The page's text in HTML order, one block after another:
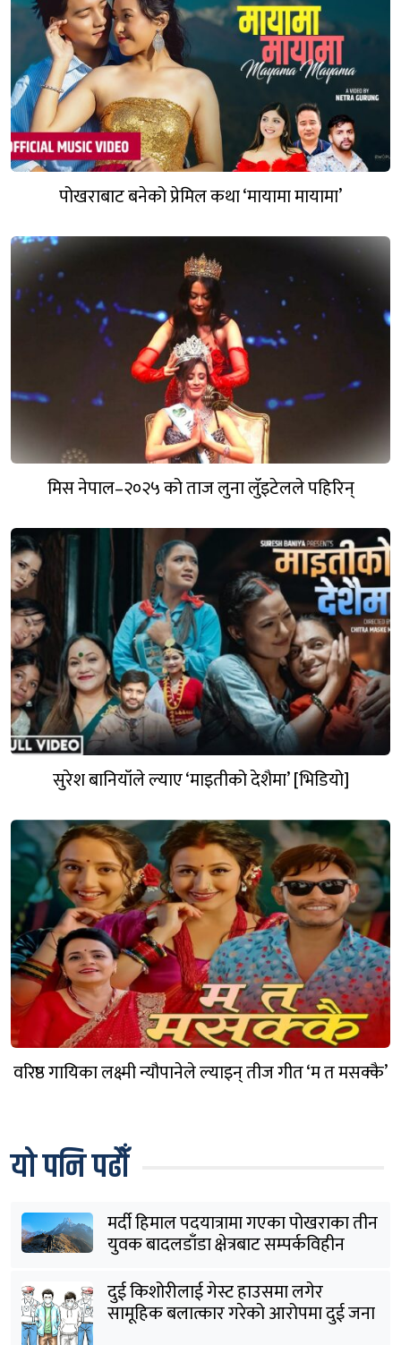
पोखराबाट बनेको प्रेमिल कथा ‘मायामा मायामा’
मिस नेपाल–२०२५ को ताज लुना लुँइटेलले पहिरिन्
सुरेश बानियाँले ल्याए ‘माइतीको देशैमा’ [भिडियो]
वरिष्ठ गायिका लक्ष्मी न्यौपानेले ल्याइन् तीज गीत ‘म त मसक्कै’
यो पनि पढौँ
मर्दी हिमाल पदयात्रामा गएका पोखराका तीन
युवक बादलडाँडा क्षेत्रबाट सम्पर्कविहीन
दुई किशोरीलाई गेस्ट हाउसमा लगेर
सामूहिक बलात्कार गरेको आरोपमा दुई जना
पक्राउ